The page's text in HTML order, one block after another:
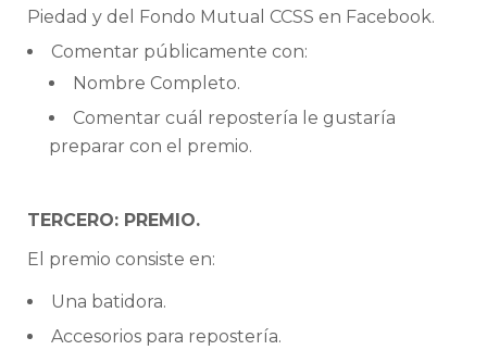
Piedad y del Fondo Mutual CCSS en Facebook.
Comentar públicamente con:
Nombre Completo.
Comentar cuál repostería le gustaría
preparar con el premio.
TERCERO: PREMIO.
El premio consiste en:
Una batidora.
Accesorios para repostería.